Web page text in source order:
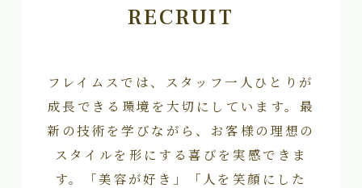
RECRUIT
フレイムスでは、スタッフ一人ひとりが
成長できる環境を大切にしています。最
新の技術を学びながら、お客様の理想の
スタイルを形にする喜びを実感できま
す。「美容が好き」「人を笑顔にした